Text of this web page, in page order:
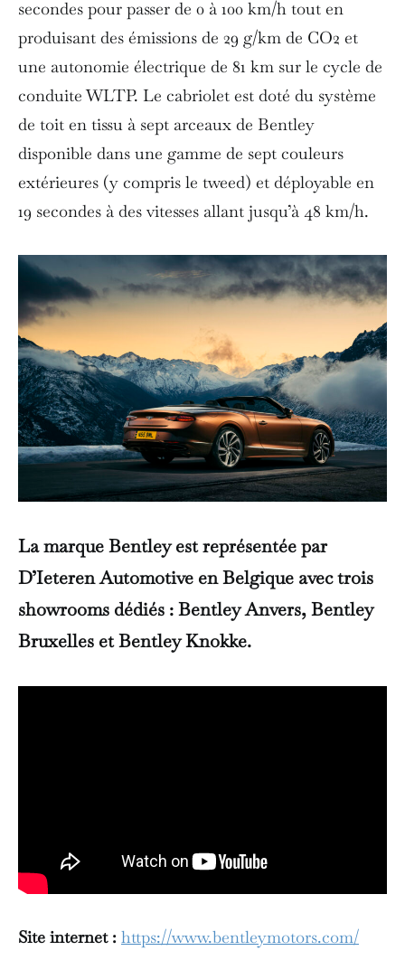
secondes pour passer de 0 à 100 km/h tout en
produisant des émissions de 29 g/km de CO2 et
une autonomie électrique de 81 km sur le cycle de
conduite WLTP. Le cabriolet est doté du système
de toit en tissu à sept arceaux de Bentley
disponible dans une gamme de sept couleurs
extérieures (y compris le tweed) et déployable en
19 secondes à des vitesses allant jusqu’à 48 km/h.
La marque Bentley est représentée par
D’Ieteren Automotive en Belgique avec trois
showrooms dédiés : Bentley Anvers, Bentley
Bruxelles et Bentley Knokke.
Site internet : https://www.bentleymotors.com/